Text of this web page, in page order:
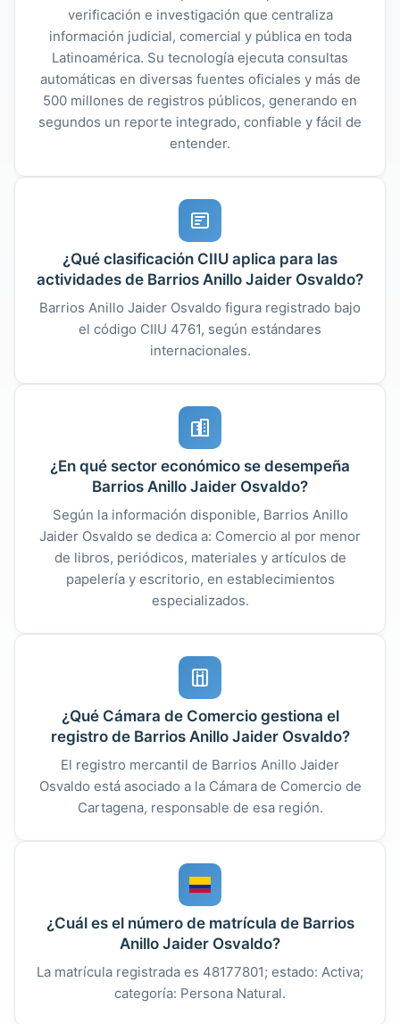
verificación e investigación que centraliza
información judicial, comercial y pública en toda
Latinoamérica. Su tecnología ejecuta consultas
automáticas en diversas fuentes oficiales y más de
500 millones de registros públicos, generando en
segundos un reporte integrado, confiable y fácil de
entender.
¿Qué clasificación CIIU aplica para las
actividades de Barrios Anillo Jaider Osvaldo?
Barrios Anillo Jaider Osvaldo figura registrado bajo
el código CIIU 4761, según estándares
internacionales.
¿En qué sector económico se desempeña
Barrios Anillo Jaider Osvaldo?
Según la información disponible, Barrios Anillo
Jaider Osvaldo se dedica a: Comercio al por menor
de libros, periódicos, materiales y artículos de
papelería y escritorio, en establecimientos
especializados.
¿Qué Cámara de Comercio gestiona el
registro de Barrios Anillo Jaider Osvaldo?
El registro mercantil de Barrios Anillo Jaider
Osvaldo está asociado a la Cámara de Comercio de
Cartagena, responsable de esa región.
¿Cuál es el número de matrícula de Barrios
Anillo Jaider Osvaldo?
La matrícula registrada es 48177801; estado: Activa;
categoría: Persona Natural.